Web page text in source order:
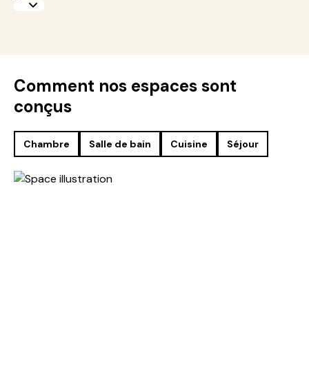
Comment nos espaces sont
conçus
Chambre Salle de bain Cuisine Séjour